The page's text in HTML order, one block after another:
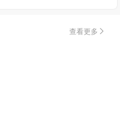
查看更多 